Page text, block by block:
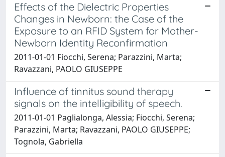
Effects of the Dielectric Properties
Changes in Newborn: the Case of the
Exposure to an RFID System for Mother-
Newborn Identity Reconfirmation
2011-01-01 Fiocchi, Serena; Parazzini, Marta;
Ravazzani, PAOLO GIUSEPPE
Influence of tinnitus sound therapy
signals on the intelligibility of speech.
2011-01-01 Paglialonga, Alessia; Fiocchi, Serena;
Parazzini, Marta; Ravazzani, PAOLO GIUSEPPE;
Tognola, Gabriella